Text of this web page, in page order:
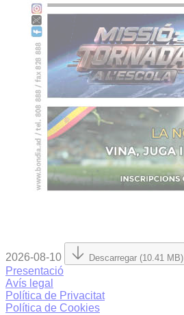
2026-08-10 Descarregar (10.41 MB)
Presentació
Avís legal
Política de Privacitat
Política de Cookies